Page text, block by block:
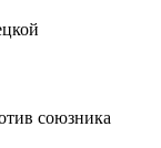
союзника